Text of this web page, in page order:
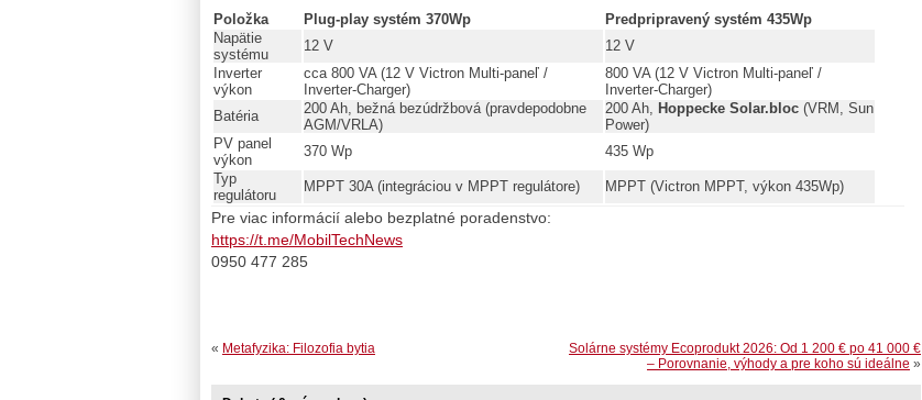
Položka Plug‑play systém 370Wp
Predpripravený systém 435Wp
Napätie
systému
12 V
12 V
Inverter
výkon
cca 800 VA (12 V Victron Multi‑paneľ /
Inverter‑Charger)
800 VA (12 V Victron Multi‑paneľ /
Inverter‑Charger)
Batéria
200 Ah, bežná bezúdržbová (pravdepodobne
AGM/VRLA)
200 Ah, Hoppecke Solar.bloc (VRM, Sun
Power)
PV panel
výkon
370 Wp
435 Wp
Typ
regulátoru
MPPT 30A (integráciou v MPPT regulátore) MPPT (Victron MPPT, výkon 435Wp)
Pre viac informácií alebo bezplatné poradenstvo:
https://t.me/MobilTechNews
0950 477 285
Solárne systémy Ecoprodukt 2026: Od 1 200 € po 41 000 €
– Porovnanie, výhody a pre koho sú ideálne »
« Metafyzika: Filozofia bytia